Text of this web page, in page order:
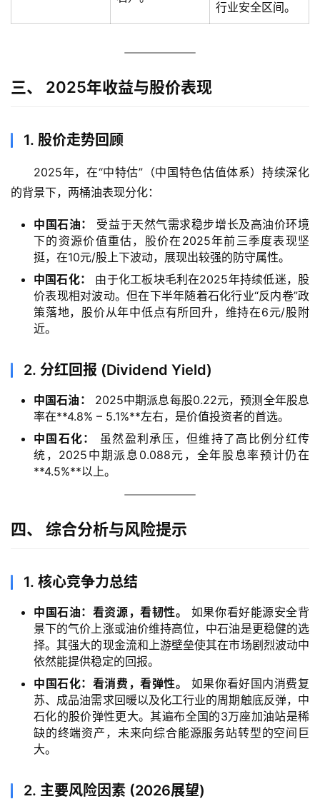
绘
白
梦
I
品
费
I
程
登录 注册
行业安全区间。
三、 2025年收益与股价表现
1. 股价走势回顾
2025年，在“中特估”（中国特色估值体系）持续深化
的背景下，两桶油表现分化：
中国石油：
受益于天然气需求稳步增长及高油价环境
下的资源价值重估，股价在2025年前三季度表现坚
挺，在10元/股上下波动，展现出较强的防守属性。
中国石化：
由于化工板块毛利在2025年持续低迷，股
价表现相对波动。但在下半年随着石化行业“反内卷”政
策落地，股价从年中低点有所回升，维持在6元/股附
近。
2. 分红回报 (Dividend Yield)
中国石油：
2025中期派息每股0.22元，预测全年股息
率在**4.8% – 5.1%**左右，是价值投资者的首选。
中国石化：
虽然盈利承压，但维持了高比例分红传
统，2025中期派息0.088元，全年股息率预计仍在
**4.5%**以上。
四、 综合分析与风险提示
1. 核心竞争力总结
中国石油：看资源，看韧性。
如果你看好能源安全背
景下的气价上涨或油价维持高位，中石油是更稳健的选
择。其强大的现金流和上游壁垒使其在市场剧烈波动中
依然能提供稳定的回报。
中国石化：看消费，看弹性。
如果你看好国内消费复
苏、成品油需求回暖以及化工行业的周期触底反弹，中
石化的股价弹性更大。其遍布全国的3万座加油站是稀
缺的终端资产，未来向综合能源服务站转型的空间巨
大。
2. 主要风险因素 (2026展望)